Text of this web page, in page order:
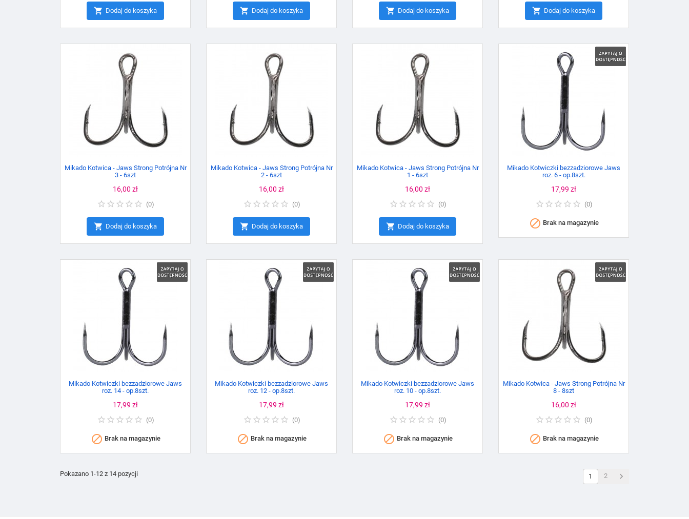
 Dodaj do koszyka  Dodaj do koszyka  Dodaj do koszyka  Dodaj do koszyka
Mikado Kotwica - Jaws Strong Potrójna Nr
3 - 6szt
Cena
16,00 zł
(0)
 Dodaj do koszyka
Mikado Kotwica - Jaws Strong Potrójna Nr
2 - 6szt
Cena
16,00 zł
(0)
 Dodaj do koszyka
Mikado Kotwica - Jaws Strong Potrójna Nr
1 - 6szt
Cena
16,00 zł
(0)
 Dodaj do koszyka
Mikado Kotwiczki bezzadziorowe Jaws
roz. 6 - op.8szt.
Cena
17,99 zł
(0)
 Brak na magazynie
Mikado Kotwiczki bezzadziorowe Jaws
roz. 14 - op.8szt.
Cena
17,99 zł
(0)
 Brak na magazynie
Mikado Kotwiczki bezzadziorowe Jaws
roz. 12 - op.8szt.
Cena
17,99 zł
(0)
 Brak na magazynie
Mikado Kotwiczki bezzadziorowe Jaws
roz. 10 - op.8szt.
Cena
17,99 zł
(0)
 Brak na magazynie
Mikado Kotwica - Jaws Strong Potrójna Nr
8 - 8szt
Cena
16,00 zł
(0)
 Brak na magazynie
Pokazano 1-12 z 14 pozycji 1 2 